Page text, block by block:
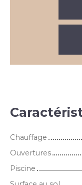
Chauffage
Ouvertures
Piscine